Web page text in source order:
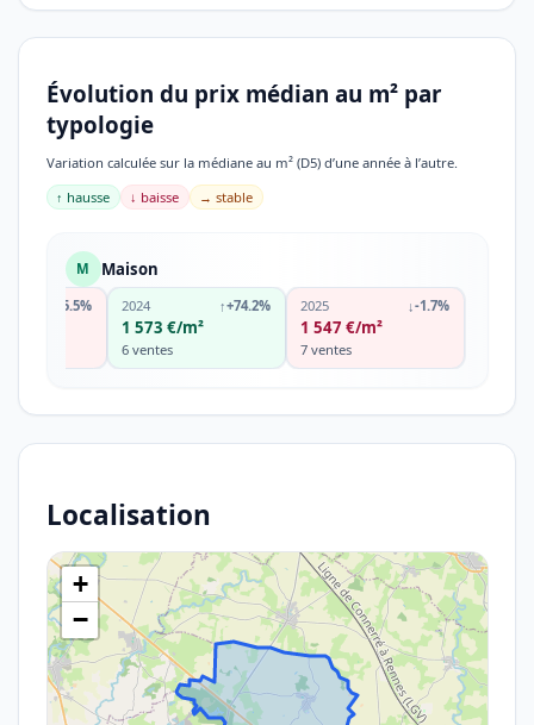
Évolution du prix médian au m² par
typologie
Variation calculée sur la médiane au m² (D5) d’une année à l’autre.
↑ hausse
↓ baisse → stable
M Maison
-25.5% 2024 ↑+74.2%
1 573 €/m²
6 ventes
2025 ↓-1.7%
1 547 €/m²
7 ventes
Localisation
+
−